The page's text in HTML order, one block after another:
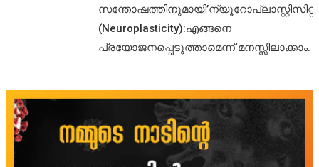
സന്തോഷത്തിനുമായി’ന്യൂറോപ്ലാസ്റ്റിസിറ്റി’
(Neuroplasticity):എങ്ങനെ
പ്രയോജനപ്പെടുത്താമെന്ന് മനസ്സിലാക്കാം.